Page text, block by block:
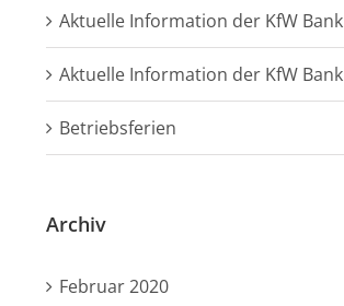
Aktuelle Information der KfW Bank
Aktuelle Information der KfW Bank
Betriebsferien
Archiv
Februar 2020